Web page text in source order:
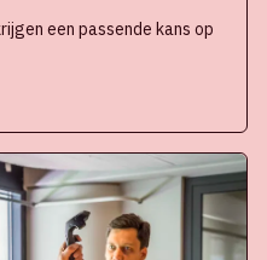
een passende kans op